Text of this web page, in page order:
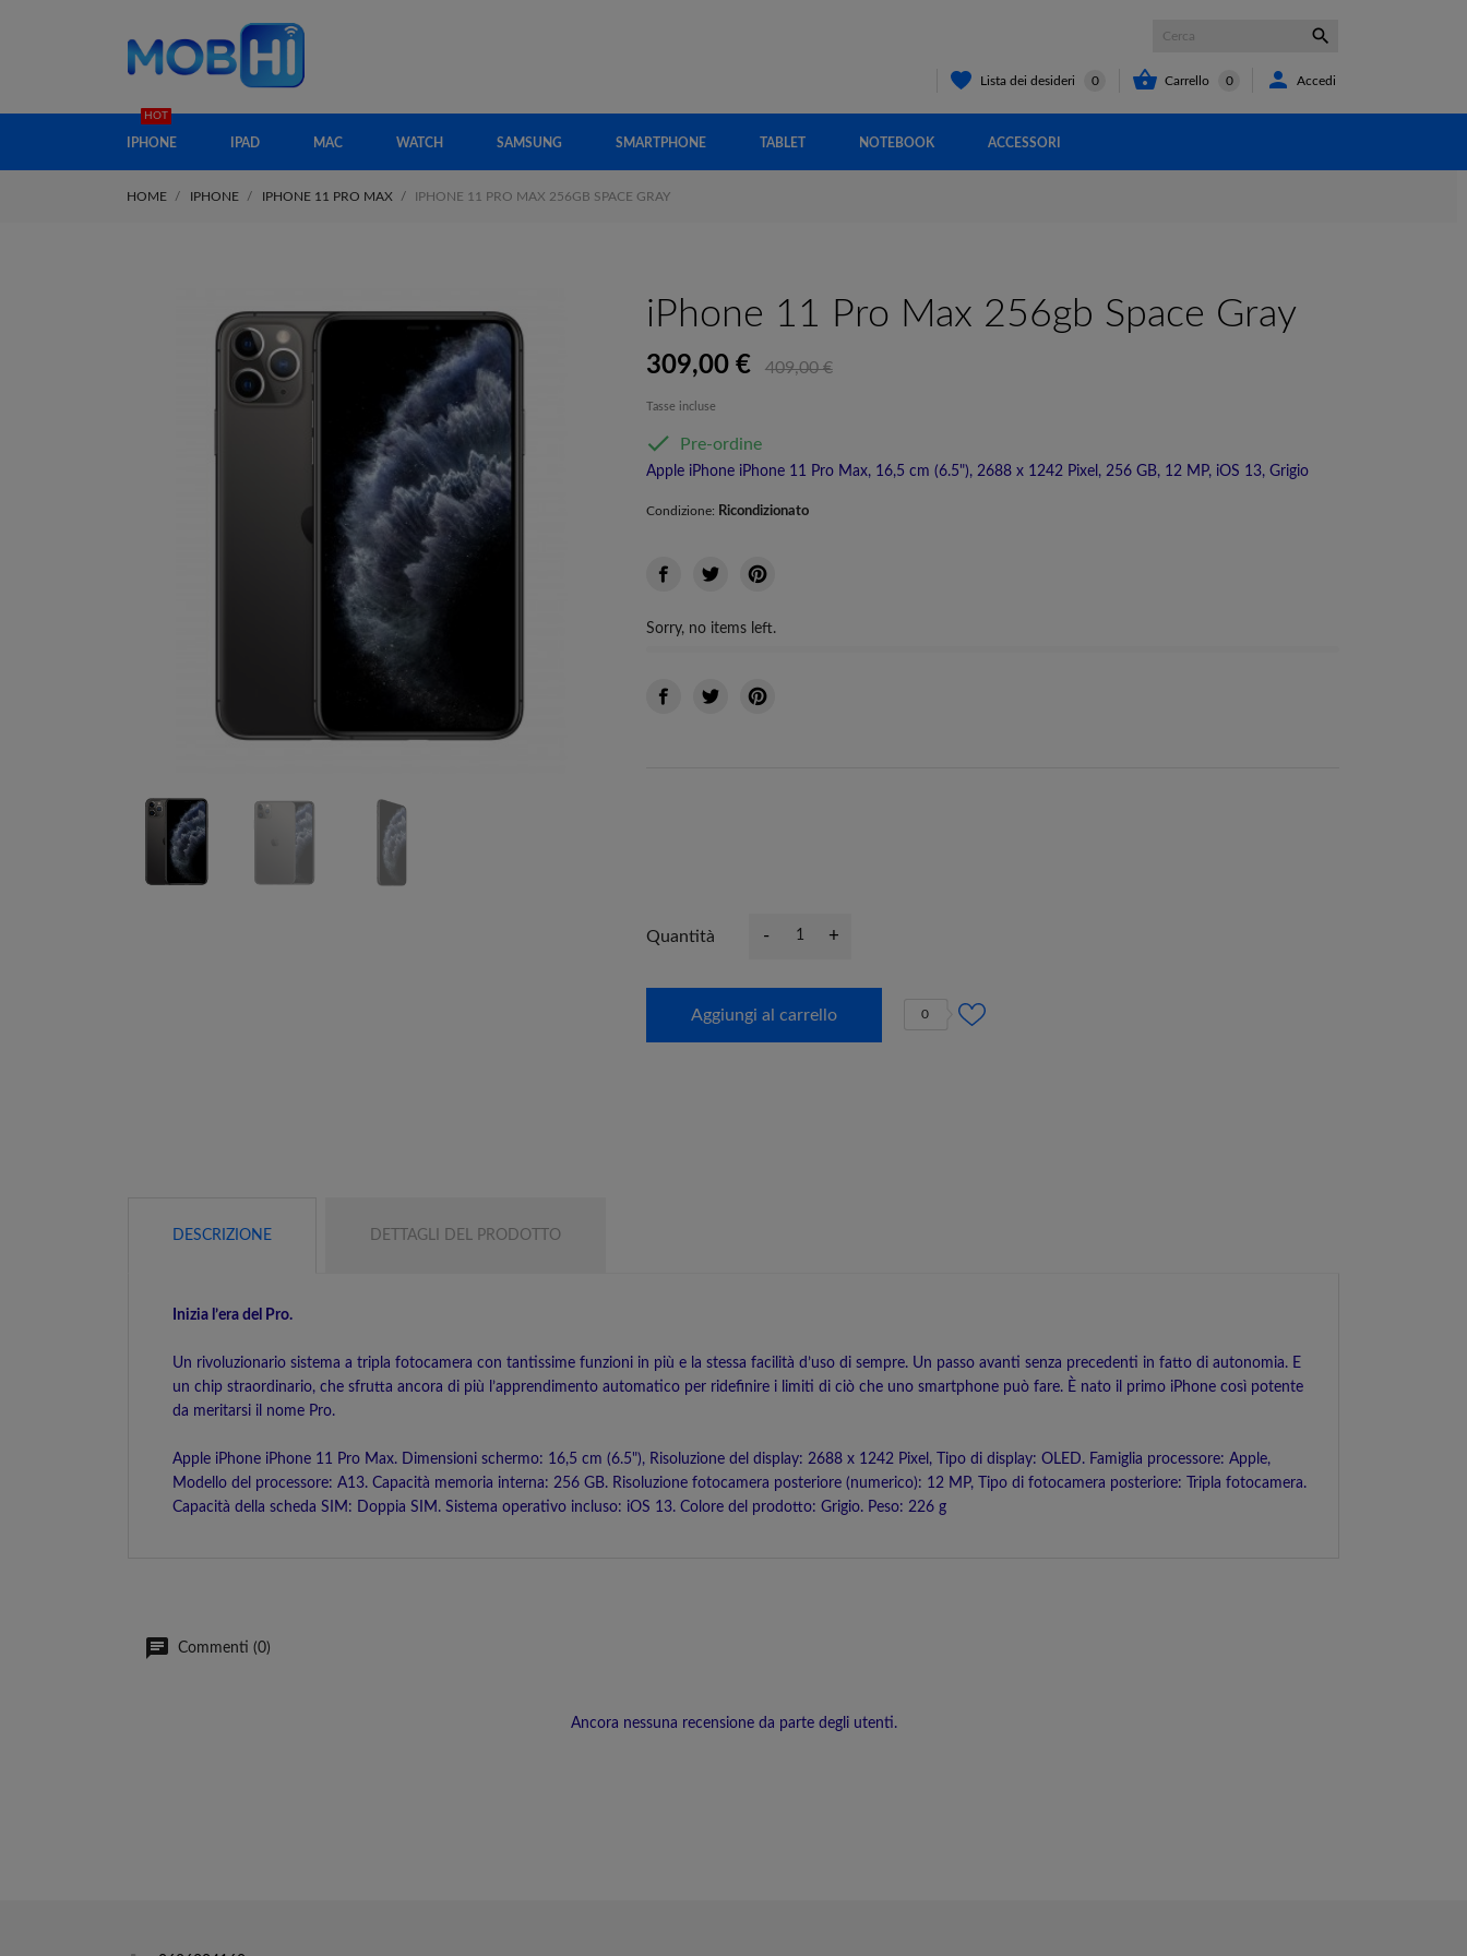

Lista dei desideri 0  Carrello 0  Accedi
IPHONE
HOT
IPAD MAC WATCH SAMSUNG SMARTPHONE TABLET NOTEBOOK ACCESSORI
HOME IPHONE IPHONE 11 PRO MAX IPHONE 11 PRO MAX 256GB SPACE GRAY
iPhone 11 Pro Max 256gb Space Gray
309,00 € 409,00 €
Tasse incluse
 Pre-ordine
Apple iPhone iPhone 11 Pro Max, 16,5 cm (6.5"), 2688 x 1242 Pixel, 256 GB, 12 MP, iOS 13, Grigio
Condizione: Ricondizionato
Sorry, no items left.
Quantità - +
Aggiungi al carrello 0
DESCRIZIONE DETTAGLI DEL PRODOTTO
Inizia l’era del Pro.
Un rivoluzionario sistema a tripla fotocamera con tantissime funzioni in più e la stessa facilità d’uso di sempre. Un passo avanti senza precedenti in fatto di autonomia. E
un chip straordinario, che sfrutta ancora di più l’apprendimento automatico per ridefinire i limiti di ciò che uno smart­phone può fare. È nato il primo iPhone così potente
da meritarsi il nome Pro.
Apple iPhone iPhone 11 Pro Max. Dimensioni schermo: 16,5 cm (6.5"), Risoluzione del display: 2688 x 1242 Pixel, Tipo di display: OLED. Famiglia processore: Apple,
Modello del processore: A13. Capacità memoria interna: 256 GB. Risoluzione fotocamera posteriore (numerico): 12 MP, Tipo di fotocamera posteriore: Tripla fotocamera.
Capacità della scheda SIM: Doppia SIM. Sistema operativo incluso: iOS 13. Colore del prodotto: Grigio. Peso: 226 g
Commenti (0)
Ancora nessuna recensione da parte degli utenti.